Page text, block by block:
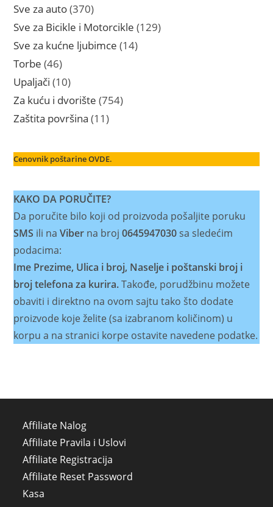
Sve za auto 370370
proizvoda
Sve za Bicikle i Motorcikle 129129
Sve za kućne ljubimce 1414
Torbe 4646
proizvoda
Upaljači 1010
proizvoda
Za kuću i dvorište 754754
Zaštita površina 1111
Cenovnik poštarine OVDE.
KAKO DA PORUČITE?
Da poručite bilo koji od proizvoda pošaljite poruku
SMS ili naViber na broj0645947030sa sledećim
podacima:
Ime Prezime, Ulica i broj, Naselje i poštanski broj i
broj telefona za kurira.Takođe, porudžbinu možete
obaviti i direktno na ovom sajtu tako što dodate
proizvode koje želite (sa izabranom količinom) u
korpu a na stranici korpe ostavite navedene podatke.
Affiliate Nalog
Affiliate Pravila i Uslovi
Affiliate Registracija
Affiliate Reset Password
Kasa